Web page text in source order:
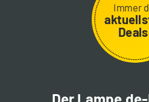
Immer